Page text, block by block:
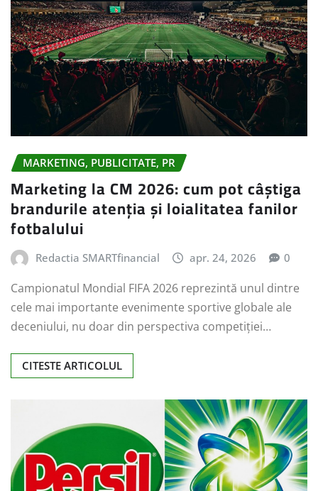
MARKETING, PUBLICITATE, PR
Marketing la CM 2026: cum pot câștiga
brandurile atenția și loialitatea fanilor
fotbalului
Redactia SMARTfinancial apr. 24, 2026 0
Campionatul Mondial FIFA 2026 reprezintă unul dintre
cele mai importante evenimente sportive globale ale
deceniului, nu doar din perspectiva competiției…
CITESTE ARTICOLUL